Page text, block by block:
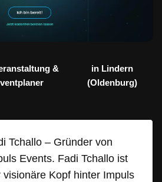
&
in Lindern
(Oldenburg)
Tchallo – Gründer von
Events. Fadi Tchallo ist
visionäre Kopf hinter Impuls